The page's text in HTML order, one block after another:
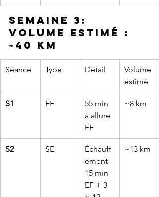
Semaine 3:
Volume estimé :
~40 km
Séance Type Détail
Volume
estimé
S1 EF
55 min
à allure
EF
~8 km
S2 SE
Échauff
ement
15 min
EF + 3
~13 km